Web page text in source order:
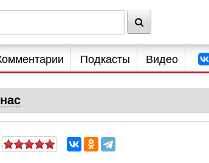
Подкасты Видео